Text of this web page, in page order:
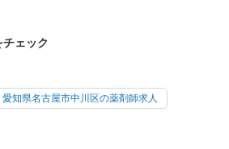
ェック
愛知県名古屋市中川区の薬剤師求人